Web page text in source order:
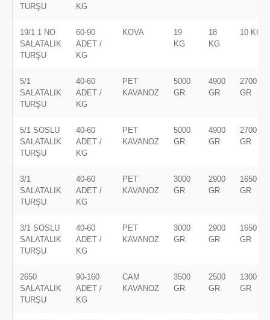
TURŞU
KG
19/1 1 NO
SALATALIK
TURŞU
60-90
ADET /
KG
KOVA
19
KG
18
KG
10 KG
5/1
SALATALIK
TURŞU
40-60
ADET /
KG
PET
KAVANOZ
5000
GR
4900
GR
2700
GR
5/1 SOSLU
SALATALIK
TURŞU
40-60
ADET /
KG
PET
KAVANOZ
5000
GR
4900
GR
2700
GR
3/1
SALATALIK
TURŞU
40-60
ADET /
KG
PET
KAVANOZ
3000
GR
2900
GR
1650
GR
3/1 SOSLU
SALATALIK
TURŞU
40-60
ADET /
KG
PET
KAVANOZ
3000
GR
2900
GR
1650
GR
2650
SALATALIK
TURŞU
90-160
ADET /
KG
CAM
KAVANOZ
3500
GR
2500
GR
1300
GR